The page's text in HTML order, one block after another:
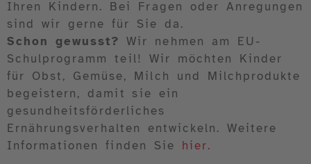
Ihren Kindern. Bei Fragen oder Anregungen
sind wir gerne für Sie da.
Schon gewusst? Wir nehmen am EU-
Schulprogramm teil! Wir möchten Kinder
für Obst, Gemüse, Milch und Milchprodukte
begeistern, damit sie ein
gesundheitsförderliches
Ernährungsverhalten entwickeln. Weitere
Informationen finden Sie hier.